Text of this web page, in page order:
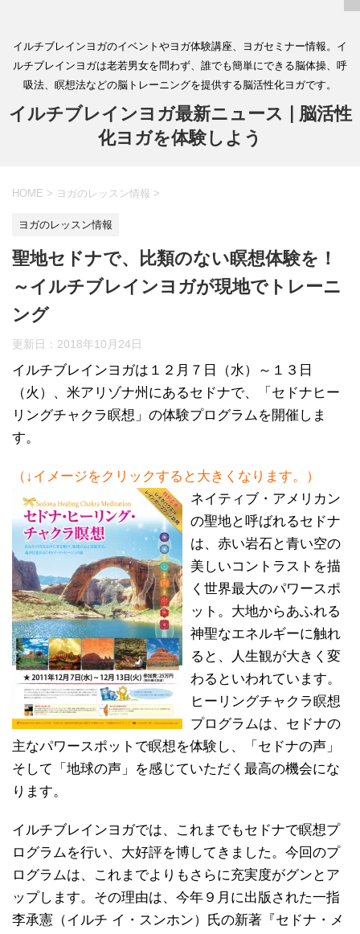
イルチブレインヨガのイベントやヨガ体験講座、ヨガセミナー情報。イ
ルチブレインヨガは老若男女を問わず、誰でも簡単にできる脳体操、呼
吸法、瞑想法などの脳トレーニングを提供する脳活性化ヨガです。
イルチブレインヨガ最新ニュース | 脳活性
化ヨガを体験しよう
HOME > ヨガのレッスン情報 >
ヨガのレッスン情報
聖地セドナで、比類のない瞑想体験を！
～イルチブレインヨガが現地でトレーニ
ング
更新日： 2018年10月24日
イルチブレインヨガは１２月７日（水）～１３日
（火）、米アリゾナ州にあるセドナで、「セドナヒー
リングチャクラ瞑想」の体験プログラムを開催しま
す。
（↓イメージをクリックすると大きくなります。）
ネイティブ・アメリカン
の聖地と呼ばれるセドナ
は、赤い岩石と青い空の
美しいコントラストを描
く世界最大のパワースポ
ット。大地からあふれる
神聖なエネルギーに触れ
ると、人生観が大きく変
わるといわれています。
ヒーリングチャクラ瞑想
プログラムは、セドナの
主なパワースポットで瞑想を体験し、「セドナの声」
そして「地球の声」を感じていただく最高の機会にな
ります。
イルチブレインヨガでは、これまでもセドナで瞑想プ
ログラムを行い、大好評を博してきました。今回のプ
ログラムは、これまでよりもさらに充実度がグンとア
ップします。その理由は、今年９月に出版された一指
李承憲（イルチ イ・スンホン）氏の新著『セドナ・メ